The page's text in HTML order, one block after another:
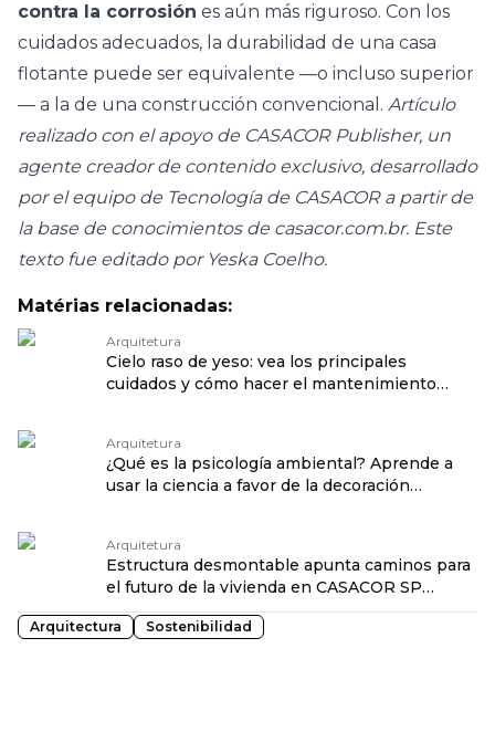
contra la corrosión es aún más riguroso. Con los
cuidados adecuados, la durabilidad de una casa
flotante puede ser equivalente —o incluso superior
— a la de una construcción convencional. Artículo
realizado con el apoyo de CASACOR Publisher, un
agente creador de contenido exclusivo, desarrollado
por el equipo de Tecnología de CASACOR a partir de
la base de conocimientos de casacor.com.br. Este
texto fue editado por Yeska Coelho.
Matérias relacionadas:
Arquitetura
Cielo raso de yeso: vea los principales
cuidados y cómo hacer el mantenimiento
Arquitetura
¿Qué es la psicología ambiental? Aprende a
usar la ciencia a favor de la decoración
Arquitetura
Estructura desmontable apunta caminos para
el futuro de la vivienda en CASACOR SP
traduzido por: OPENROUTER
Arquitectura Sostenibilidad